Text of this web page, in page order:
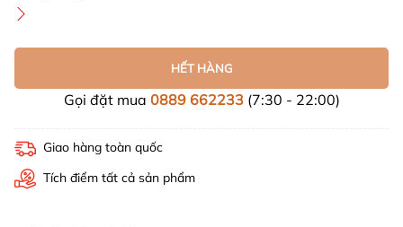
HẾT HÀNG
Gọi đặt mua 0889 662233(7:30 - 22:00)
Giao hàng toàn quốc
Tích điểm tất cả sản phẩm